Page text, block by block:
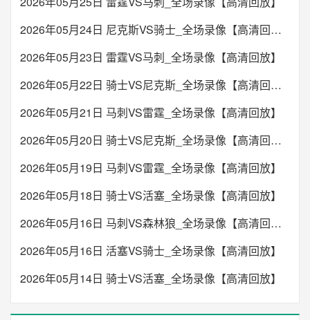
2026年05月24日 尼克斯VS骑士_全场录像【高清回放】
2026年05月23日 雷霆VS马刺_全场录像【高清回放】
2026年05月22日 骑士VS尼克斯_全场录像【高清回放】
2026年05月21日 马刺VS雷霆_全场录像【高清回放】
2026年05月20日 骑士VS尼克斯_全场录像【高清回放】
2026年05月19日 马刺VS雷霆_全场录像【高清回放】
2026年05月18日 骑士VS活塞_全场录像【高清回放】
2026年05月16日 马刺VS森林狼_全场录像【高清回放】
2026年05月16日 活塞VS骑士_全场录像【高清回放】
2026年05月14日 骑士VS活塞_全场录像【高清回放】